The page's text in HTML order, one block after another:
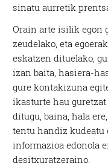
sinatu aurretik
Orain arte isilik egon
zeudelako, eta
eskatzen dituelako,
izan baita, hasiera-
gure kontakizuna
ikasturte hau guretzat
ditugu, baina, hala
tentu handiz kudeatu
informazioa edonola
desitxuratzeraino.